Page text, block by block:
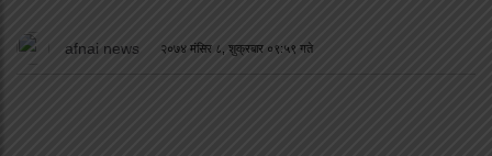
afnai news २०७४ मंसिर ८, शुक्रबार ०९:५९ गते